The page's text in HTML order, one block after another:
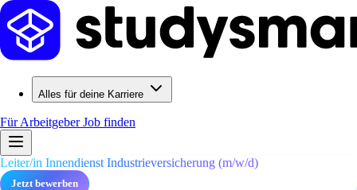
Alles für deine Karriere
Für ArbeitgeberJob finden
Leiter/in Innendienst Industrieversicherung (m/w/d)
Jetzt bewerben